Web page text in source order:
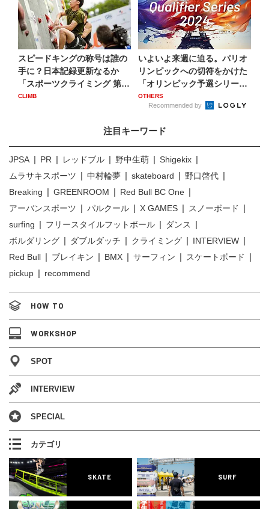
スピードキングの称号は誰の
手に？日本記録更新なるか
「スポーツクライミング 第2
回...
CLIMB
いよいよ来週に迫る。パリオ
リンピックへの切符をかけた
「オリンピック予選シリーズ
...
OTHERS
Recommended by
注目キーワード
JPSA PR レッドブル 野中生萌
Shigekix
ムラサキスポーツ
中村輪夢 skateboard
野口啓代
Breaking
GREENROOM
Red Bull BC One
アーバンスポーツ
パルクール X GAMES
スノーボード
surfing
フリースタイルフットボール
ダンス
ボルダリング
ダブルダッチ クライミング
INTERVIEW
Red Bull
ブレイキン BMX サーフィン
スケートボード
pickup
recommend
HOW TO
WORKSHOP
SPOT
INTERVIEW
SPECIAL
カテゴリ
SKATE SURF